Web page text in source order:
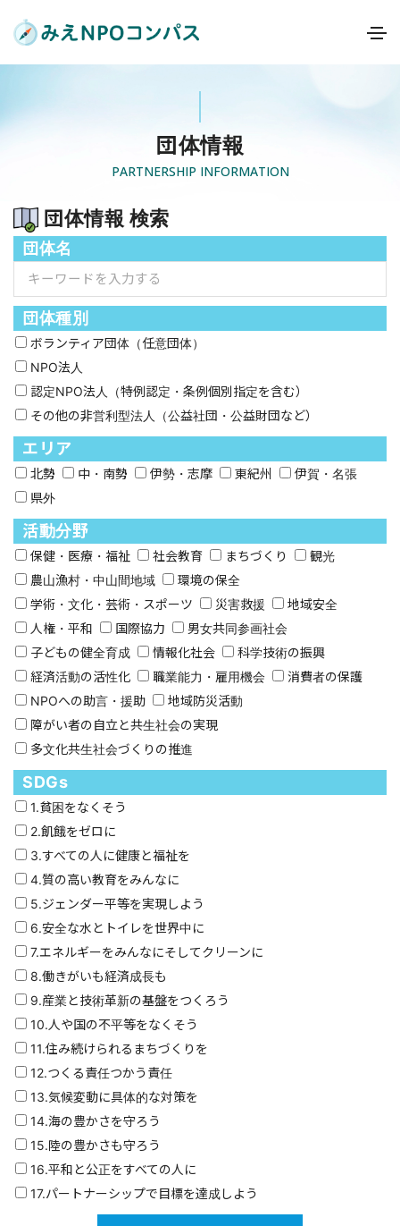
団体情報
PARTNERSHIP INFORMATION
団体情報 検索
団体名
団体種別
ボランティア団体（任意団体）
NPO法人
認定NPO法人（特例認定・条例個別指定を含む）
その他の非営利型法人（公益社団・公益財団など）
エリア
北勢 中・南勢 伊勢・志摩 東紀州
伊賀・名張
県外
活動分野
保健・医療・福祉 社会教育 まちづくり
観光
農山漁村・中山間地域
環境の保全
学術・文化・芸術・スポーツ
災害救援
地域安全
人権・平和
国際協力
男女共同参画社会
子どもの健全育成
情報化社会
科学技術の振興
経済活動の活性化
職業能力・雇用機会
消費者の保護
NPOへの助言・援助
地域防災活動
障がい者の自立と共生社会の実現
多文化共生社会づくりの推進
SDGs
1.貧困をなくそう
2.飢餓をゼロに
3.すべての人に健康と福祉を
4.質の高い教育をみんなに
5.ジェンダー平等を実現しよう
6.安全な水とトイレを世界中に
7.エネルギーをみんなにそしてクリーンに
8.働きがいも経済成長も
9.産業と技術革新の基盤をつくろう
10.人や国の不平等をなくそう
11.住み続けられるまちづくりを
12.つくる責任つかう責任
13.気候変動に具体的な対策を
14.海の豊かさを守ろう
15.陸の豊かさも守ろう
16.平和と公正をすべての人に
17.パートナーシップで目標を達成しよう